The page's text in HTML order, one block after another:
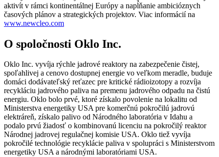
aktivít v rámci kontinentálnej Európy a napĺňanie ambicióznych
časových plánov a strategických projektov. Viac informácií na
www.newcleo.com
O spoločnosti Oklo Inc.
Oklo Inc. vyvíja rýchle jadrové reaktory na zabezpečenie čistej,
spoľahlivej a cenovo dostupnej energie vo veľkom meradle, buduje
domáci dodávateľský reťazec pre kritické rádioizotopy a rozvíja
recykláciu jadrového paliva na premenu jadrového odpadu na čistú
energiu. Oklo bolo prvé, ktoré získalo povolenie na lokalitu od
Ministerstva energetiky USA pre komerčnú pokročilú jadrovú
elektráreň, získalo palivo od Národného laboratória v Idahu a
podalo prvú žiadosť o kombinovanú licenciu na pokročilý reaktor
Národnej jadrovej regulačnej komisie USA. Oklo tiež vyvíja
pokročilé technológie recyklácie paliva v spolupráci s Ministerstvom
energetiky USA a národnými laboratóriami USA.